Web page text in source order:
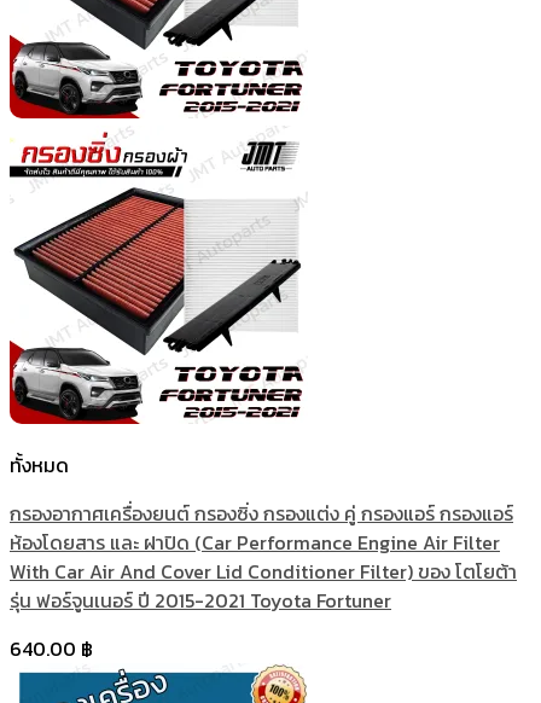
ทั้งหมด
กรองอากาศเครื่องยนต์ กรองซิ่ง กรองแต่ง คู่ กรองแอร์ กรองแอร์
ห้องโดยสาร และ ฝาปิด (Car Performance Engine Air Filter
With Car Air And Cover Lid Conditioner Filter) ของ โตโยต้า
รุ่น ฟอร์จูนเนอร์ ปี 2015-2021 Toyota Fortuner
640.00 ฿